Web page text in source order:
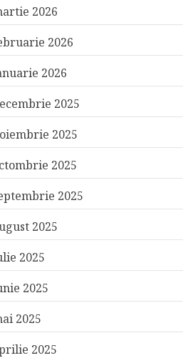
2026
2026
2026
2025
2025
2025
2025
2025
2025
2025
2025
2025